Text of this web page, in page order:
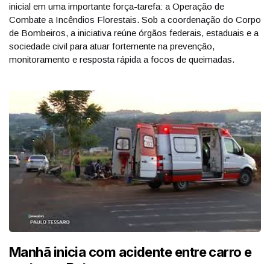
inicial em uma importante força-tarefa: a Operação de
Combate a Incêndios Florestais. Sob a coordenação do Corpo
de Bombeiros, a iniciativa reúne órgãos federais, estaduais e a
sociedade civil para atuar fortemente na prevenção,
monitoramento e resposta rápida a focos de queimadas.
Manhã inicia com acidente entre carro e